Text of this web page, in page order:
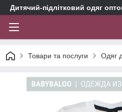
Дитячий-підлітковий одяг
Товари та послуги Одяг